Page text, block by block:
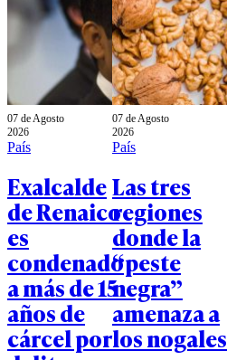
07 de Agosto
2026
País
Exalcalde
de Renaico
es
condenado
a más de 15
años de
cárcel por
07 de Agosto
2026
País
Las tres
regiones
donde la
“peste
negra”
amenaza a
los nogales